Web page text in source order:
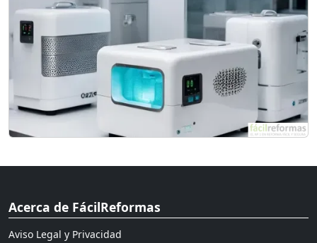
Acerca de FácilReformas
Aviso Legal y Privacidad